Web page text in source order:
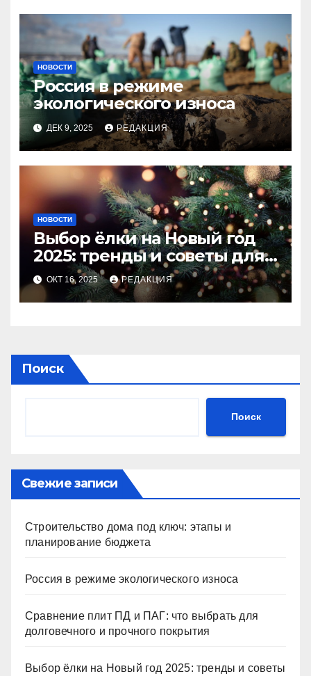
НОВОСТИ
Россия в режиме
экологического износа
ДЕК 9, 2025 РЕДАКЦИЯ
НОВОСТИ
Выбор ёлки на Новый год
2025: тренды и советы для
идеального праздника
ОКТ 16, 2025 РЕДАКЦИЯ
Поиск
Поиск
Свежие записи
Строительство дома под ключ: этапы и
планирование бюджета
Россия в режиме экологического износа
Сравнение плит ПД и ПАГ: что выбрать для
долговечного и прочного покрытия
Выбор ёлки на Новый год 2025: тренды и советы